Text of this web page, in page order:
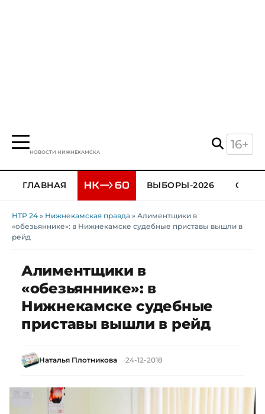
НОВОСТИ НИЖНЕКАМСКА
16+
ГЛАВНАЯ ВЫБОРЫ-2026
НТР 24 » Нижнекамская правда » Алиментщики в
«обезьяннике»: в Нижнекамске судебные приставы вышли в
рейд
Алиментщики в
«обезьяннике»: в
Нижнекамске судебные
приставы вышли в рейд
Наталья Плотникова 24-12-2018